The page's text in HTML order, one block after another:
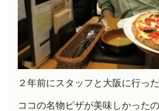
２年前にスタッフと大阪に行っ
ココの名物ピザが美味しかったの